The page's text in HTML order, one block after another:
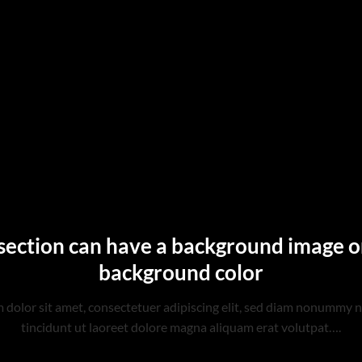
can have a background image
background color
dolor sit amet, consectetuer adipiscing elit, sed diam nonummy
tincidunt ut laoreet dolore magna aliquam erat volutpat….